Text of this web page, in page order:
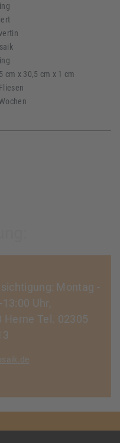
cm x 30,5 cm x 1 cm
Montag -
Uhr,
Herne Tel. 02305